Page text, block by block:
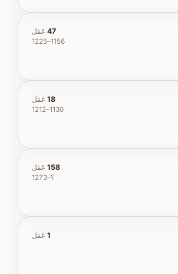
47 عَمَل
1156–1225
18 عَمَل
1130–1212
158 عَمَل
؟–1273
1 عَمَل